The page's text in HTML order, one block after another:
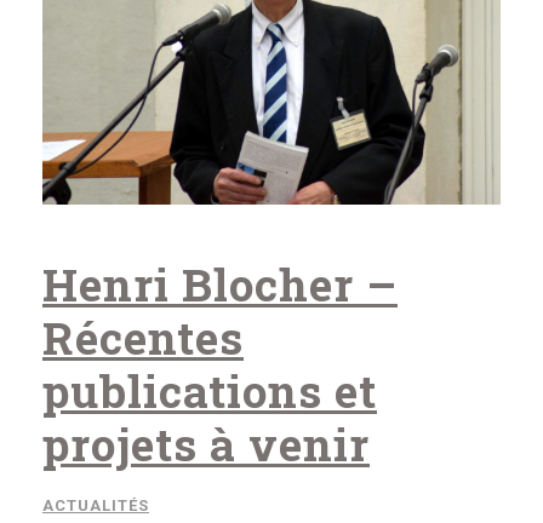
Henri Blocher –
Récentes
publications et
projets à venir
ACTUALITÉS